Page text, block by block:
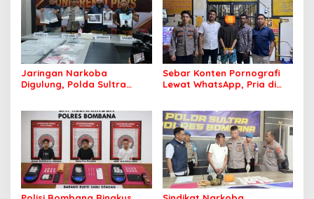
Jaringan Narkoba
Digulung, Polda Sultra
Ribu Jiwa
Sebar Konten Pornografi
Lewat WhatsApp, Pria di